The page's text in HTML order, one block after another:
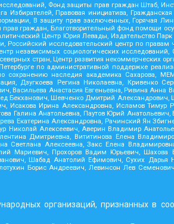
Фонд защиты прав граждан Штаб,
Правовая инициатива,
В защиту прав заключенных, Горячая
граждан, Благотворительный фонд помощи
Центр Юрия Левады, Издательство
исследовательский центр по
независимых социологических
стран, Центр развития некоммерческих
по административной поддержке
наследия академика Сахарова,
Дзугкоева Регина Николаевна,
Васильева Анастасия Евгеньевна, Ривина
Бекханович, Шевченко Дмитрий
Исакова Ирина Александровна, Исламов Тимур
Галина Анатольевна, Паутов Юрий
Екатерина Александровна, Рачинский Ян
Николай Алексеевич, Аверин Владимир
Дмитриевна, Вититинова Елена
Светлана Алексеевна, Закс Елена
Мариевич, Прохоров Вадим Юрьевич, Шахова
Шабад Анатолий Ефимович, Сухих Дарья
Борис Андреевич, Левинсон Лев
организаций, признанных в